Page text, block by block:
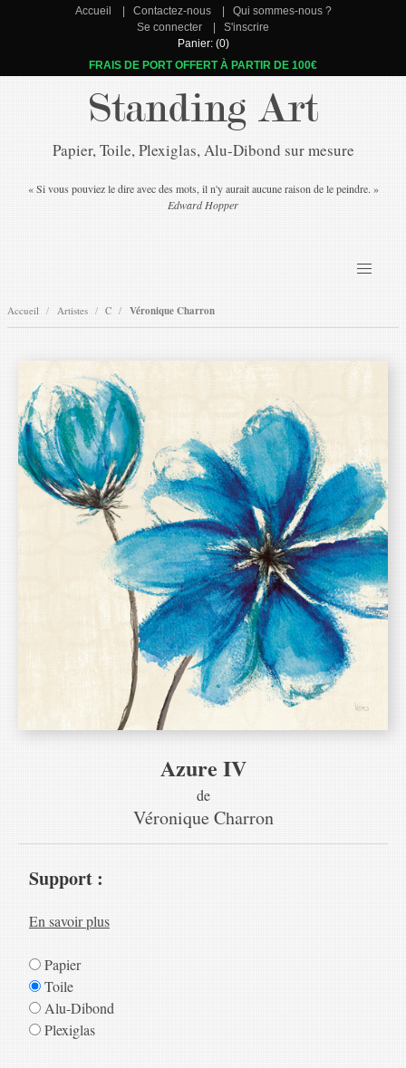
Accueil Contactez-nous
Qui sommes-nous ?
Se connecter
S'inscrire
Panier: (0)
FRAIS DE PORT OFFERT À PARTIR DE 100€
Standing Art
Papier, Toile, Plexiglas, Alu-Dibond sur mesure
« Si vous pouviez le dire avec des mots, il n'y aurait aucune raison de le peindre. »
Edward Hopper
Accueil Artistes C Véronique Charron
Azure IV
de
Véronique Charron
Support :
En savoir plus
Papier
Toile
Alu-Dibond
Plexiglas